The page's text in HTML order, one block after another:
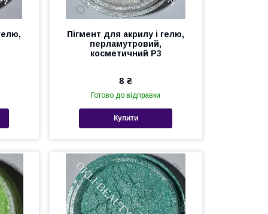
Пігмент для акрилу і гелю,
перламутровий,
косметичний Р3
8 ₴
Готово до відправки
Купити